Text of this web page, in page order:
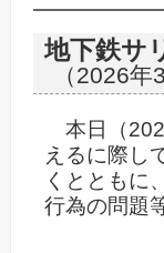
地下鉄サ
（2026
本日（
えるに際し
くとともに
行為の問題